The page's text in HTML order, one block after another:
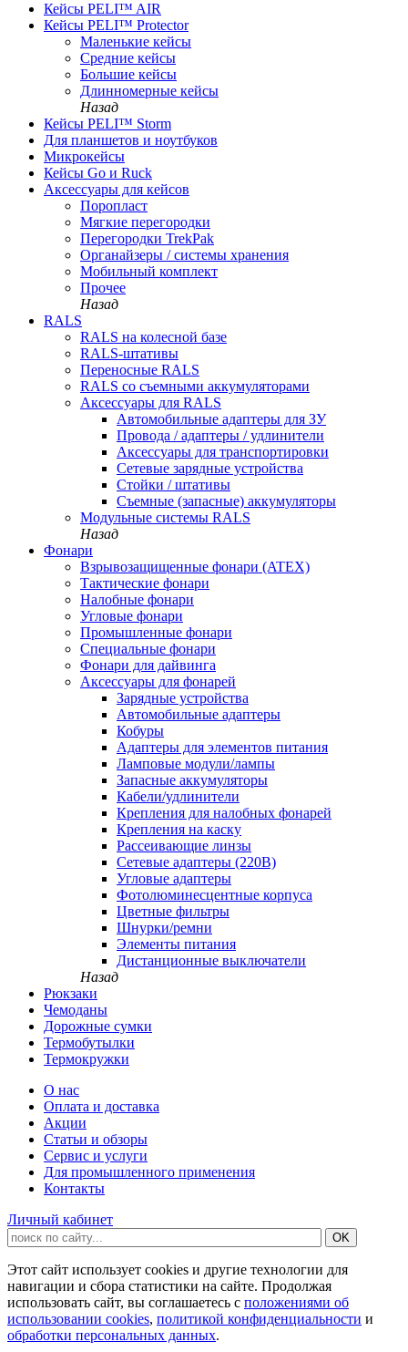
Кейсы PELI™ AIR
Кейсы PELI™ Protector
Маленькие кейсы
Средние кейсы
Большие кейсы
Длинномерные кейсы
Назад
Кейсы PELI™ Storm
Для планшетов и ноутбуков
Микрокейсы
Кейсы Go и Ruck
Аксессуары для кейсов
Поропласт
Мягкие перегородки
Перегородки TrekPak
Органайзеры / системы хранения
Мобильный комплект
Прочее
Назад
RALS
RALS на колесной базе
RALS-штативы
Переносные RALS
RALS со съемными аккумуляторами
Аксессуары для RALS
Автомобильные адаптеры для ЗУ
Провода / адаптеры / удлинители
Аксессуары для транспортировки
Сетевые зарядные устройства
Стойки / штативы
Съемные (запасные) аккумуляторы
Модульные системы RALS
Назад
Фонари
Взрывозащищенные фонари (ATEX)
Тактические фонари
Налобные фонари
Угловые фонари
Промышленные фонари
Специальные фонари
Фонари для дайвинга
Аксессуары для фонарей
Зарядные устройства
Автомобильные адаптеры
Кобуры
Адаптеры для элементов питания
Ламповые модули/лампы
Запасные аккумуляторы
Кабели/удлинители
Крепления для налобных фонарей
Крепления на каску
Рассеивающие линзы
Сетевые адаптеры (220В)
Угловые адаптеры
Фотолюминесцентные корпуса
Цветные фильтры
Шнурки/ремни
Элементы питания
Дистанционные выключатели
Назад
Рюкзаки
Чемоданы
Дорожные сумки
Термобутылки
Термокружки
О нас
Оплата и доставка
Акции
Статьи и обзоры
Сервис и услуги
Для промышленного применения
Контакты
Личный кабинет
Этот сайт использует cookies и другие технологии для
навигации и сбора статистики на сайте. Продолжая
использовать сайт, вы соглашаетесь с положениями об
использовании cookies, политикой конфиденциальности и
обработки персональных данных.